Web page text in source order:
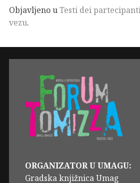
Objavljeno uTesti dei
vezu.
ORGANIZATOR U UMAGU:
Gradska knjižnica Umag